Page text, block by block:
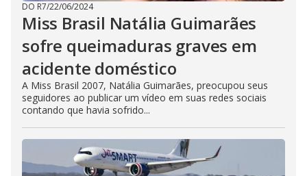
DO R7/22/06/2024
Miss Brasil Natália Guimarães
sofre queimaduras graves em
acidente doméstico
A Miss Brasil 2007, Natália Guimarães, preocupou seus
seguidores ao publicar um vídeo em suas redes sociais
contando que havia sofrido...